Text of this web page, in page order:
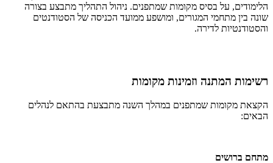
הלימודים, על בסיס מקומות שמתפנים. ניהול התהליך מתבצע בצורה
שונה בין מתחמי המגורים, ומושפע ממועד הכניסה של הסטודנטים
והסטודנטיות לדירה.
רשימות המתנה וזמינות מקומות
הקצאת מקומות שמתפנים במהלך השנה מתבצעת בהתאם לנהלים
הבאים:
מתחם ברושים